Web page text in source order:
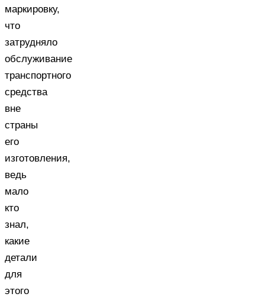
маркировку,
что
затрудняло
обслуживание
транспортного
средства
вне
страны
его
изготовления,
ведь
мало
кто
знал,
какие
детали
для
этого